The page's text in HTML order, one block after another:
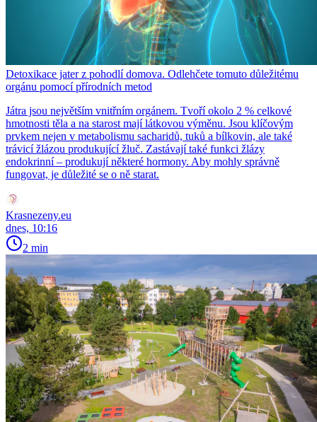
Detoxikace jater z pohodlí domova. Odlehčete tomuto důležitému
orgánu pomocí přírodních metod
Játra jsou největším vnitřním orgánem. Tvoří okolo 2 % celkové
hmotnosti těla a na starost mají látkovou výměnu. Jsou klíčovým
prvkem nejen v metabolismu sacharidů, tuků a bílkovin, ale také
trávicí žlázou produkující žluč. Zastávají také funkci žlázy
endokrinní – produkují některé hormony. Aby mohly správně
fungovat, je důležité se o ně starat.
Krasnezeny.eu
dnes, 10:16
2 min